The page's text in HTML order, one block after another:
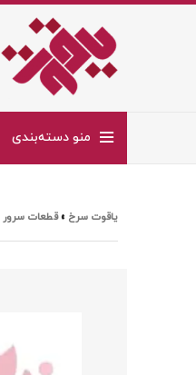
منو دسته‌بندی
یاقوت سرخ »قطعات سرور HP